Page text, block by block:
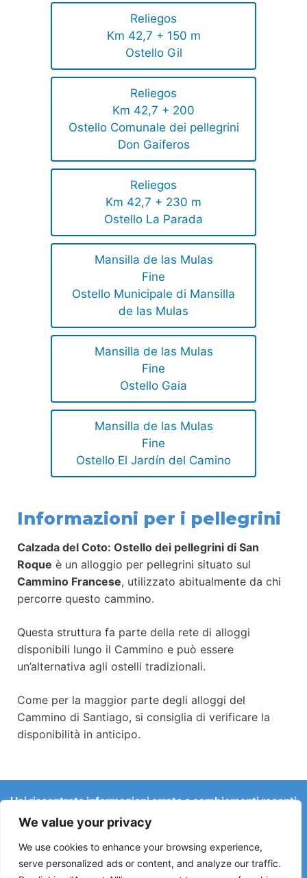
We value your privacy
We use cookies to enhance your browsing experience,
serve personalized ads or content, and analyze our traffic.
Reliegos
Km 42,7 + 150 m
Ostello Gil
Reliegos
Km 42,7 + 200
Ostello Comunale dei pellegrini
Don Gaiferos
Reliegos
Km 42,7 + 230 m
Ostello La Parada
Mansilla de las Mulas
Fine
Ostello Municipale di Mansilla
de las Mulas
Mansilla de las Mulas
Fine
Ostello Gaia
Mansilla de las Mulas
Fine
Ostello El Jardín del Camino
Informazioni per i pellegrini
Calzada del Coto: Ostello dei pellegrini di San
Roque è un alloggio per pellegrini situato sul
Cammino Francese, utilizzato abitualmente da chi
percorre questo cammino.
Questa struttura fa parte della rete di alloggi
disponibili lungo il Cammino e può essere
un’alternativa agli ostelli tradizionali.
Come per la maggior parte degli alloggi del
Cammino di Santiago, si consiglia di verificare la
disponibilità in anticipo.
Hai riscontrato informazioni errate o cambiamenti recenti
Le segnalazioni su ostelli chiusi, allagamenti, deviazioni,
lavori stradali o altri cambiamenti aiutano a mantenere la
guida aggiornata.